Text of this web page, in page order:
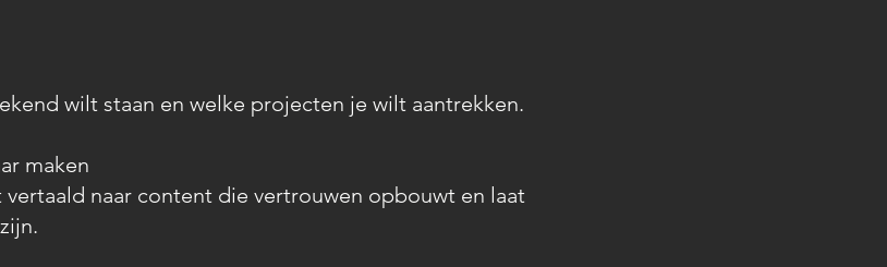
wilt staan en welke projecten je wilt aantrekken.
maken
naar content die vertrouwen opbouwt en laat